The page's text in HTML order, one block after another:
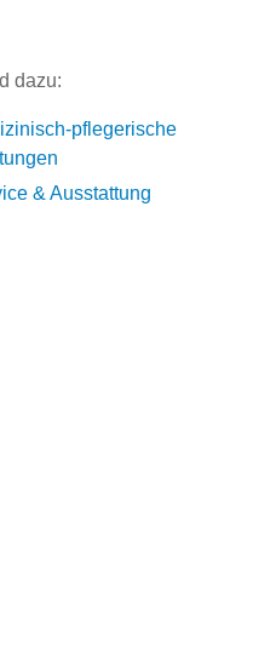
dazu:
pflegerische
& Ausstattung